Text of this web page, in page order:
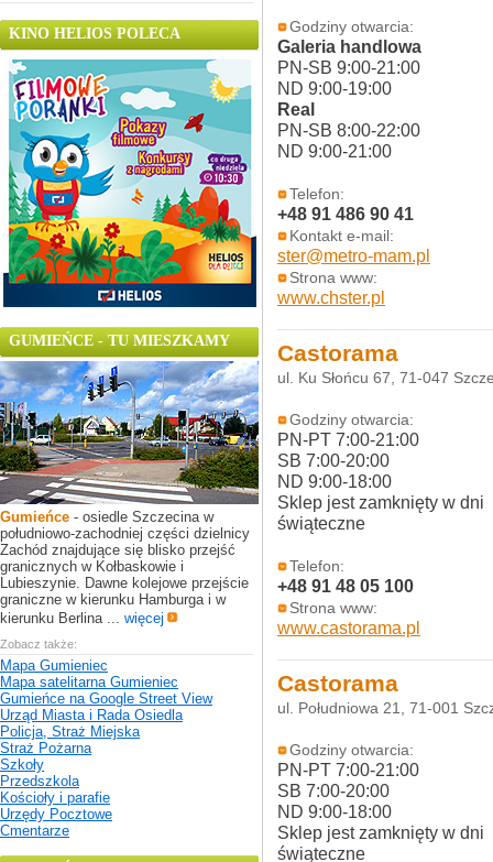
KINO HELIOS POLECA
GUMIEŃCE - TU MIESZKAMY
Gumieńce - osiedle Szczecina w
południowo-zachodniej części dzielnicy
Zachód znajdujące się blisko przejść
granicznych w Kołbaskowie i
Lubieszynie. Dawne kolejowe przejście
graniczne w kierunku Hamburga i w
kierunku Berlina ... więcej
Zobacz także:
Mapa Gumieniec
Mapa satelitarna Gumieniec
Gumieńce na Google Street View
Urząd Miasta i Rada Osiedla
Policja, Straż Miejska
Straż Pożarna
Szkoły
Przedszkola
Kościoły i parafie
Urzędy Pocztowe
Cmentarze
Godziny otwarcia:
Galeria handlowa
PN-SB 9:00-21:00
ND 9:00-19:00
Real
PN-SB 8:00-22:00
ND 9:00-21:00
Telefon:
+48 91 486 90 41
Kontakt e-mail:
ster@metro-mam.pl
Strona www:
www.chster.pl
Castorama
ul. Ku Słońcu 67, 71-047
Godziny otwarcia:
PN-PT 7:00-21:00
SB 7:00-20:00
ND 9:00-18:00
Sklep jest zamknięty w dni
świąteczne
Telefon:
+48 91 48 05 100
Strona www:
www.castorama.pl
Castorama
ul. Południowa 21, 71-001
Godziny otwarcia:
PN-PT 7:00-21:00
SB 7:00-20:00
ND 9:00-18:00
Sklep jest zamknięty w dni
świąteczne